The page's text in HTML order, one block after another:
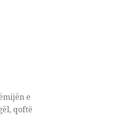
e
qoftë